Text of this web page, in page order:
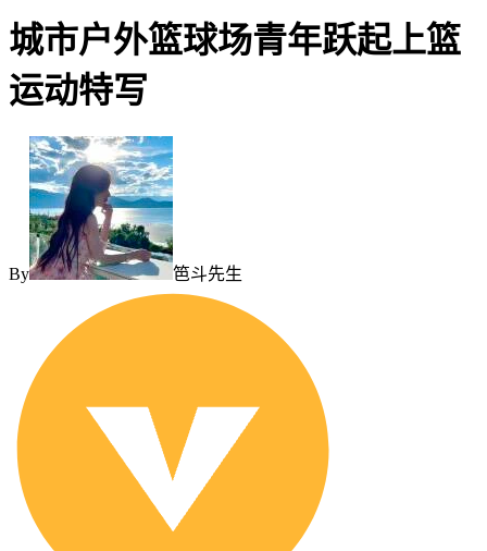
城市户外篮球场青年跃起上篮
运动特写
By 笆斗先生